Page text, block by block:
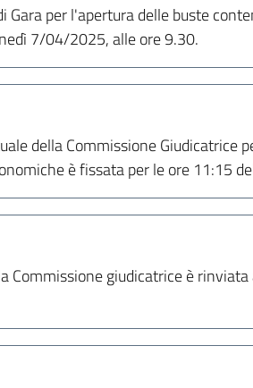
Gara per l'apertura delle buste
7/04/2025, alle ore 9.30.
della Commissione
è fissata per le ore 11:15
Commissione giudicatrice è